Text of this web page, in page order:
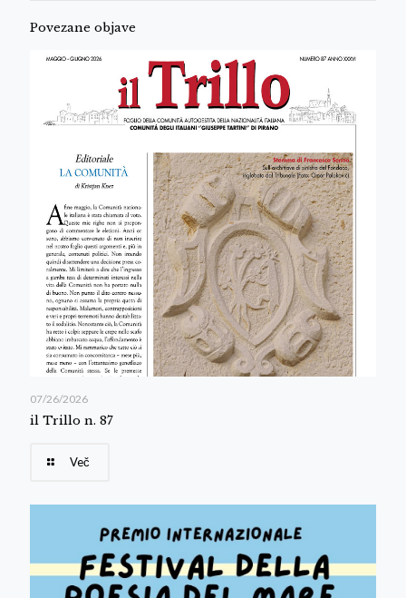
Povezane objave
07/26/2026
il Trillo n. 87
Več